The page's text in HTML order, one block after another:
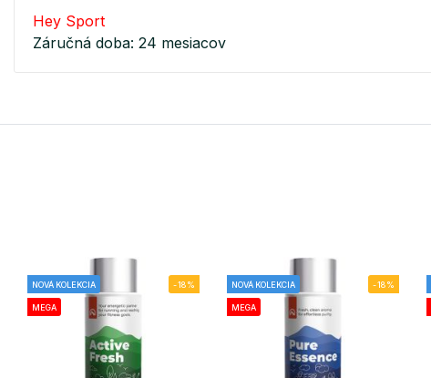
Hey Sport
Záručná doba: 24 mesiacov
NOVÁ KOLEKCIA
MEGA
-18% NOVÁ KOLEKCIA
MEGA
-18%